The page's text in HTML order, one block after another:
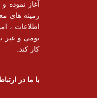
آغاز نموده
زمینه های
اطلاعات ،
بومی و غیر
کار کند.
با ما در